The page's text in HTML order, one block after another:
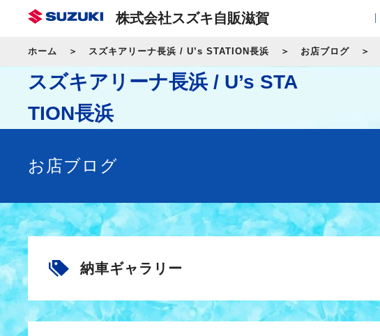
株式会社スズキ自販滋賀
ホーム スズキアリーナ長浜 / U’s STATION長浜 お店ブログ
スズキアリーナ長浜 / U’s STA
TION長浜
お店ブログ
納車ギャラリー